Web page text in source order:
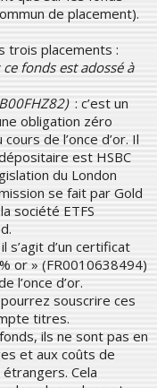
de placement).
trois placements :
fonds est adossé à
: c’est un
obligation zéro
de l’once d’or. Il
est HSBC
du London
se fait par Gold
société ETFS
s’agit d’un certificat
or » (FR0010638494)
l’once d’or.
souscrire ces
titres.
ils ne sont pas en
et aux coûts de
Cela